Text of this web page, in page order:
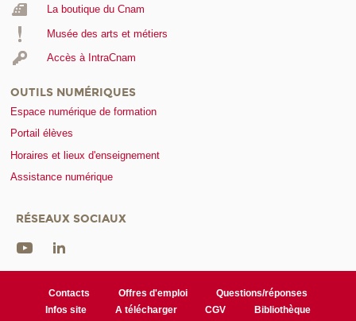
La boutique du Cnam
Musée des arts et métiers
Accès à IntraCnam
OUTILS NUMÉRIQUES
Espace numérique de formation
Portail élèves
Horaires et lieux d'enseignement
Assistance numérique
RÉSEAUX SOCIAUX
Contacts Offres d'emploi
Questions/réponses
Infos site
A télécharger CGV
Bibliothèque